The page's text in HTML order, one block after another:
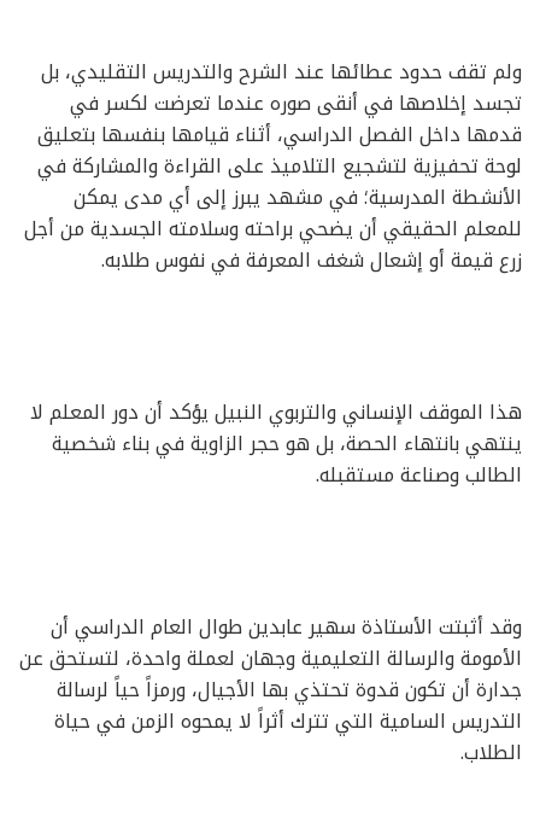
ولم تقف حدود عطائها عند الشرح والتدريس التقليدي، بل
تجسد إخلاصها في أنقى صوره عندما تعرضت لكسر في
قدمها داخل الفصل الدراسي، أثناء قيامها بنفسها بتعليق
لوحة تحفيزية لتشجيع التلاميذ على القراءة والمشاركة في
الأنشطة المدرسية؛ في مشهد يبرز إلى أي مدى يمكن
للمعلم الحقيقي أن يضحي براحته وسلامته الجسدية من أجل
زرع قيمة أو إشعال شغف المعرفة في نفوس طلابه.
هذا الموقف الإنساني والتربوي النبيل يؤكد أن دور المعلم لا
ينتهي بانتهاء الحصة، بل هو حجر الزاوية في بناء شخصية
الطالب وصناعة مستقبله.
وقد أثبتت الأستاذة سهير عابدين طوال العام الدراسي أن
الأمومة والرسالة التعليمية وجهان لعملة واحدة، لتستحق عن
جدارة أن تكون قدوة تحتذي بها الأجيال، ورمزاً حياً لرسالة
التدريس السامية التي تترك أثراً لا يمحوه الزمن في حياة
الطلاب.